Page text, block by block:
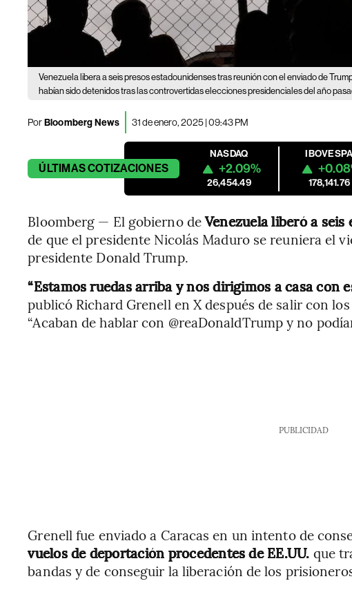
Venezuela libera a seis presos estadounidenses tras reunión con el enviado de
habían sido detenidos tras las controvertidas elecciones presidenciales del año
PorBloomberg News 31 de enero, 2025 | 09:43 PM
ÚLTIMASCOTIZACIONES
NASDAQ
+2.09%
26,454.49
IBOVESPA
178,141.76
Bloomberg — El gobierno deVenezuela liberó a
de que el presidente Nicolás Maduro se reuniera el
presidente Donald Trump.
“Estamos ruedas arriba y nos dirigimos a casa con
publicó Richard Grenell en X después de salir con
“Acaban de hablar con @reaDonaldTrump y no
PUBLICIDAD
Grenell fue enviado a Caracas en un intento de
vuelos de deportación procedentes de EE.UU. que
bandas y de conseguir la liberación de los